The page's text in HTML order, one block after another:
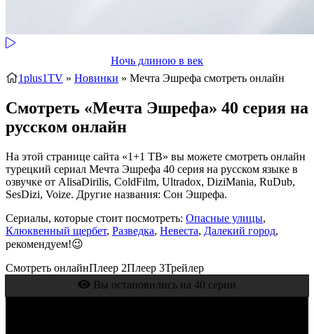
Ночь длиною в век
1plus1TV » Новинки » Мечта Эшрефа смотреть онлайн
Смотреть «Мечта Эшрефа» 40 серия на
русском онлайн
На этой странице сайта «1+1 ТВ» вы можете смотреть онлайн
турецкий сериал Мечта Эшрефа 40 серия на русском языке в
озвучке от AlisaDirilis, ColdFilm, Ultradox, DiziMania, RuDub,
SesDizi, Voize. Другие названия: Сон Эшрефа.
Сериалы, которые стоит посмотреть: Опасные улицы,
Клюквенный щербет, Разведка, Невеста, Далекий город,
рекомендуем!😉
Смотреть онлайнПлеер 2Плеер 3Трейлер
Вы остановились на 40 серии